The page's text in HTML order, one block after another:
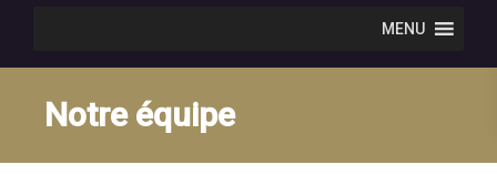
MENU
Notre équipe